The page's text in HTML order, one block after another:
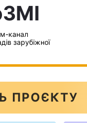
канал
зарубіжної
ПРОЄКТУ